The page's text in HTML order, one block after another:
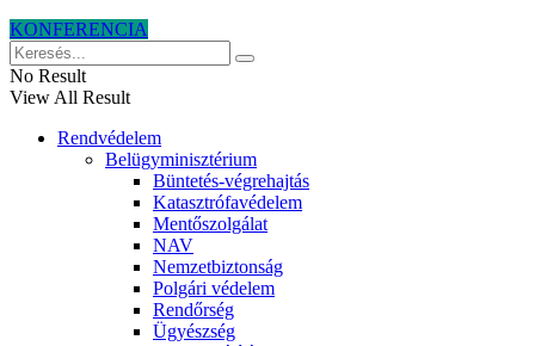
KONFERENCIA
No Result
View All Result
Rendvédelem
Belügyminisztérium
Büntetés-végrehajtás
Katasztrófavédelem
Mentőszolgálat
NAV
Nemzetbiztonság
Polgári védelem
Rendőrség
Ügyészség